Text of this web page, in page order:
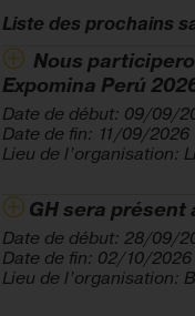
Liste des prochains
Nous
Expomina Perú
Date de début: 09/09/
Date de fin: 11/09/2026
Lieu de l’organisation:
GH sera présent
Date de début: 28/09/
Date de fin: 02/10/2026
Lieu de l’organisation: